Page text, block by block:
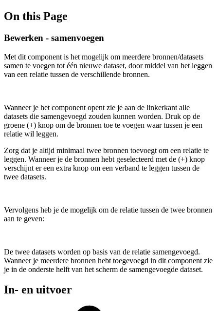
On this Page
Bewerken - samenvoegen
Met dit component is het mogelijk om meerdere bronnen/datasets
samen te voegen tot één nieuwe dataset, door middel van het leggen
van een relatie tussen de verschillende bronnen.
Wanneer je het component opent zie je aan de linkerkant alle
datasets die samengevoegd zouden kunnen worden. Druk op de
groene (+) knop om de bronnen toe te voegen waar tussen je een
relatie wil leggen.
Zorg dat je altijd minimaal twee bronnen toevoegt om een relatie te
leggen. Wanneer je de bronnen hebt geselecteerd met de (+) knop
verschijnt er een extra knop om een verband te leggen tussen de
twee datasets.
Vervolgens heb je de mogelijk om de relatie tussen de twee bronnen
aan te geven:
De twee datasets worden op basis van de relatie samengevoegd.
Wanneer je meerdere bronnen hebt toegevoegd in dit component zie
je in de onderste helft van het scherm de samengevoegde dataset.
In- en uitvoer